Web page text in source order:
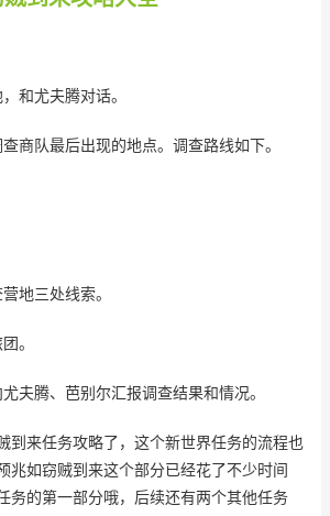
和尤夫腾对话。
商队最后出现的地点。调查路线如下。
地三处线索。
。
夫腾、芭别尔汇报调查结果和情况。
到来任务攻略了，这个新世界任务的流程也
兆如窃贼到来这个部分已经花了不少时间
务的第一部分哦，后续还有两个其他任务